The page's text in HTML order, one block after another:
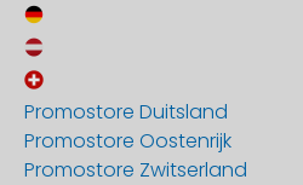
Promostore Duitsland
Promostore Oostenrijk
Promostore Zwitserland